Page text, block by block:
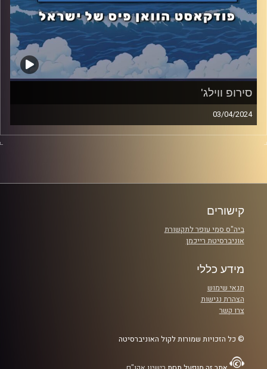
סירופ ווילג'
03/04/2024
הצוות, יחד איתנו, מגיעים לאי מוזר עם חיות עוד יותר מוזרות,
קישורים
ביה"ס סמי עופר לתקשורת
אוניברסיטת רייכמן
מידע כללי
תנאי שימוש
הצהרת נגישות
צרו קשר
© כל הזכויות שמורות לקול האוניברסיטה